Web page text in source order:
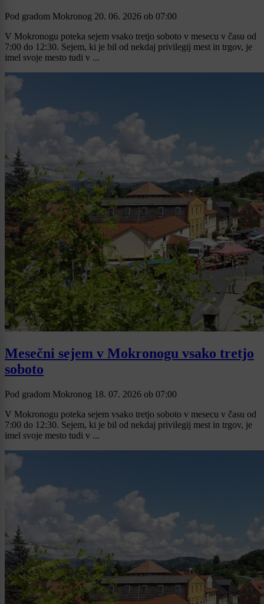
Pod gradom Mokronog 20. 06. 2026 ob 07:00
V Mokronogu poteka sejem vsako tretjo soboto v mesecu v času od
7:00 do 12:30. Sejem, ki je bil od nekdaj privilegij mest in trgov, je
imel svoje mesto tudi v ...
Mesečni sejem v Mokronogu vsako tretjo
soboto
Pod gradom Mokronog 18. 07. 2026 ob 07:00
V Mokronogu poteka sejem vsako tretjo soboto v mesecu v času od
7:00 do 12:30. Sejem, ki je bil od nekdaj privilegij mest in trgov, je
imel svoje mesto tudi v ...